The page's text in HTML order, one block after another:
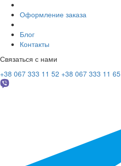
Оформление заказа
Блог
Контакты
Связаться с нами
+38 067 333 11 52 +38 067 333 11 65